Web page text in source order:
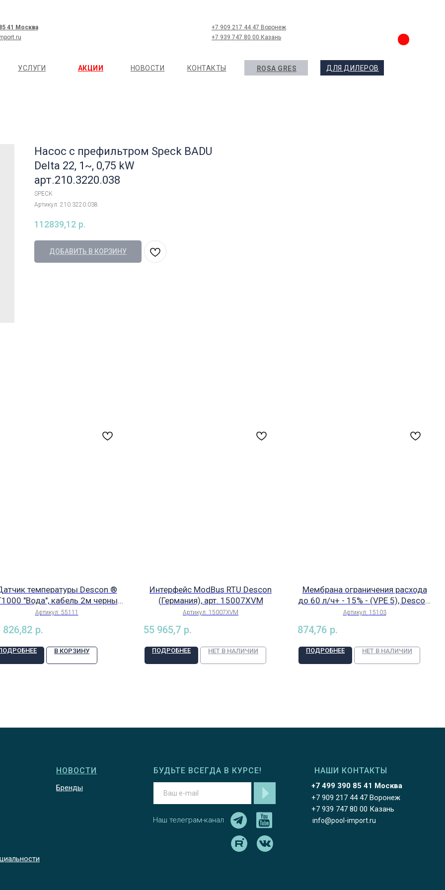
АКЦИИ НОВОСТИ КОНТАКТЫ ДЛЯ ДИЛЕРОВ
ROSA GRES
УСЛУГИ
41 Москва
+7 939 747 80 00 Казань
+7 909 217 44 47 Воронеж
Насос с префильтром Speck BADU
Delta 22, 1~, 0,75 kW
арт.210.3220.038
SPECK
Артикул: 210.3220.038
112839,12 р.
ДОБАВИТЬ В КОРЗИНУ
температуры Descon ®
"Вода", кабель 2м черный
для всех командных устройств,
Артикул: 55111
826,82 р.
В КОРЗИНУ
Интерфейс ModBus RTU Descon
(Германия), арт. 15007XVM
Артикул: 15007XVM
55 965,7 р.
ПОДРОБНЕЕ НЕТ В НАЛИЧИИ
Мембрана ограничения расхода
до 60 л/ч+ - 15% - (VPE 5), Descon,
арт. 15103
Артикул: 15103
874,76 р.
ПОДРОБНЕЕ НЕТ В НАЛИЧИИ
НОВОСТИ
Бренды
Наш телеграм-канал
БУДЬТЕ ВСЕГДА В КУРСЕ!
+7 499 390 85 41 Москва
НАШИ КОНТАКТЫ
+7 909 217 44 47 Воронеж
+7 939 747 80 00 Казань
info@pool-import.ru